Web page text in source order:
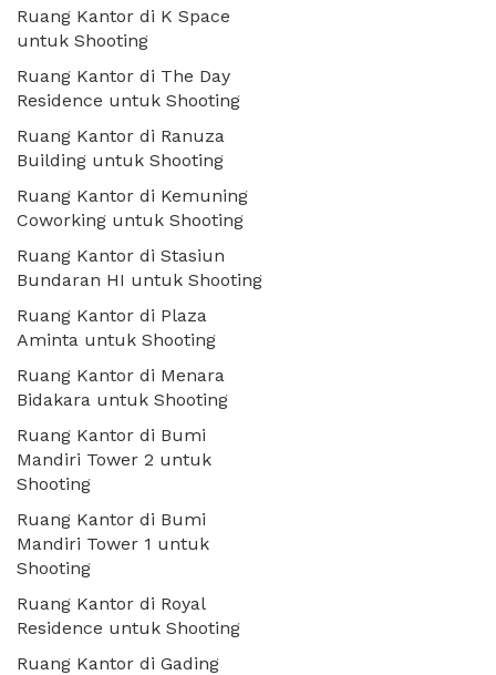
Ruang Kantor di K Space
untuk Shooting
Ruang Kantor di The Day
Residence untuk Shooting
Ruang Kantor di Ranuza
Building untuk Shooting
Ruang Kantor di Kemuning
Coworking untuk Shooting
Ruang Kantor di Stasiun
Bundaran HI untuk Shooting
Ruang Kantor di Plaza
Aminta untuk Shooting
Ruang Kantor di Menara
Bidakara untuk Shooting
Ruang Kantor di Bumi
Mandiri Tower 2 untuk
Shooting
Ruang Kantor di Bumi
Mandiri Tower 1 untuk
Shooting
Ruang Kantor di Royal
Residence untuk Shooting
Ruang Kantor di Gading